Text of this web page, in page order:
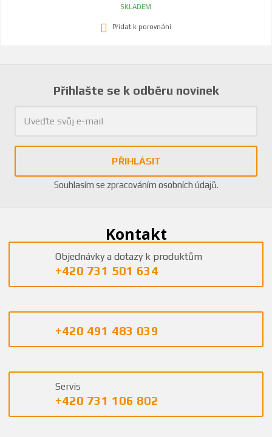
SKLADEM
Přidat k porovnání
Přihlašte se k odběru novinek
PŘIHLÁSIT
Souhlasím se zpracováním osobních údajů.
Kontakt
Objednávky a dotazy k produktům
+420 731 501 634
+420 491 483 039
Servis
+420 731 106 802